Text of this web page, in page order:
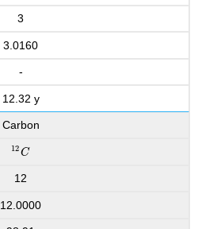
3
3.0160
-
12.32 y
Carbon
12C
12C
12
12.0000